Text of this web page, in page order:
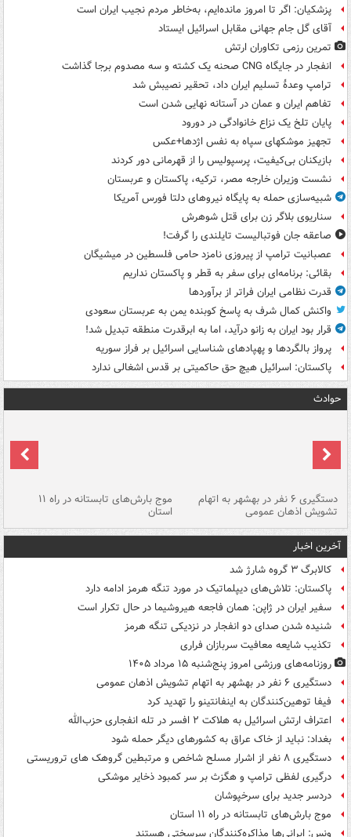
پزشکیان: اگر تا امروز مانده‌ایم، به‌خاطر مردم نجیب ایران است
آقای گل جام جهانی مقابل اسرائیل ایستاد
تمرین رزمی تکاوران ارتش
انفجار در جایگاه CNG صحنه یک کشته و سه مصدوم برجا گذاشت
ترامپ وعدۀ تسلیم ایران داد، تحقیر نصیبش شد
تفاهم ایران و عمان در آستانه نهایی شدن است
پایان تلخ یک نزاع خانوادگی در دورود
تجهیز موشکهای سپاه به نفس اژدها+عکس
بازیکنان بی‌کیفیت، پرسپولیس را از قهرمانی دور کردند
نشست وزیران خارجه مصر، ترکیه، پاکستان و عربستان
شبیه‌سازی حمله به پایگاه نیروهای دلتا فورس آمریکا
سناریوی بلاگر زن برای قتل شوهرش
صاعقه جان فوتبالیست تایلندی را گرفت!
عصبانیت ترامپ از پیروزی نامزد حامی فلسطین در میشیگان
بقائی: برنامه‌ای برای سفر به قطر و پاکستان نداریم
قدرت نظامی ایران فراتر از برآوردها
واکنش کمال شرف به پاسخ کوبنده یمن به عربستان سعودی
قرار بود ایران به زانو درآید، اما به ابرقدرت منطقه تبدیل شد!
پرواز بالگردها و پهپادهای شناسایی اسرائیل بر فراز سوریه
پاکستان: اسرائیل هیچ حق حاکمیتی بر قدس اشغالی ندارد
حوادث
دستگیری ۶ نفر در بهشهر به اتهام
تشویش اذهان عمومی
موج بارش‌های تابستانه در راه ۱۱
استان
آخرین اخبار
کالابرگ ۳ گروه شارژ شد
پاکستان: تلاش‌های دیپلماتیک در مورد تنگه هرمز ادامه دارد
سفیر ایران در ژاپن: همان فاجعه هیروشیما در حال تکرار است
شنیده شدن صدای دو انفجار در نزدیکی تنگه هرمز
تکذیب شایعه معافیت سربازان فراری
روزنامه‌های ورزشی امروز پنج‌شنبه ۱۵ مرداد ۱۴۰۵
دستگیری ۶ نفر در بهشهر به اتهام تشویش اذهان عمومی
فیفا توهین‌کنندگان به اینفانتینو را تهدید کرد
اعتراف ارتش اسرائیل به هلاکت ۲ افسر در تله انفجاری حزب‌الله
بغداد: نباید از خاک عراق به کشورهای دیگر حمله شود
دستگیری ۸ نفر از اشرار مسلح شاخص و مرتبطین گروهک های تروریستی
درگیری لفظی ترامپ و هگزث بر سر کمبود ذخایر موشکی
دردسر جدید برای سرخپوشان
موج بارش‌های تابستانه در راه ۱۱ استان
ونس: ایرانی‌ها مذاکره‌کنندگان سرسختی هستند